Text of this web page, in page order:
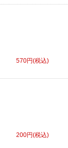
570円(税込)
200円(税込)